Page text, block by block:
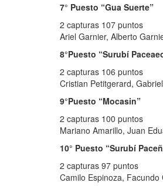
7° Puesto “Gua Suerte”
2 capturas 107 puntos
Ariel Garnier, Alberto
8°Puesto “Surubí
2 capturas 106 puntos
Cristian Petitgerard,
9°Puesto “Mocasin”
2 capturas 100 puntos
Mariano Amarillo, Juan
10° Puesto “Surubí
2 capturas 97 puntos
Camilo Espinoza, Facundo